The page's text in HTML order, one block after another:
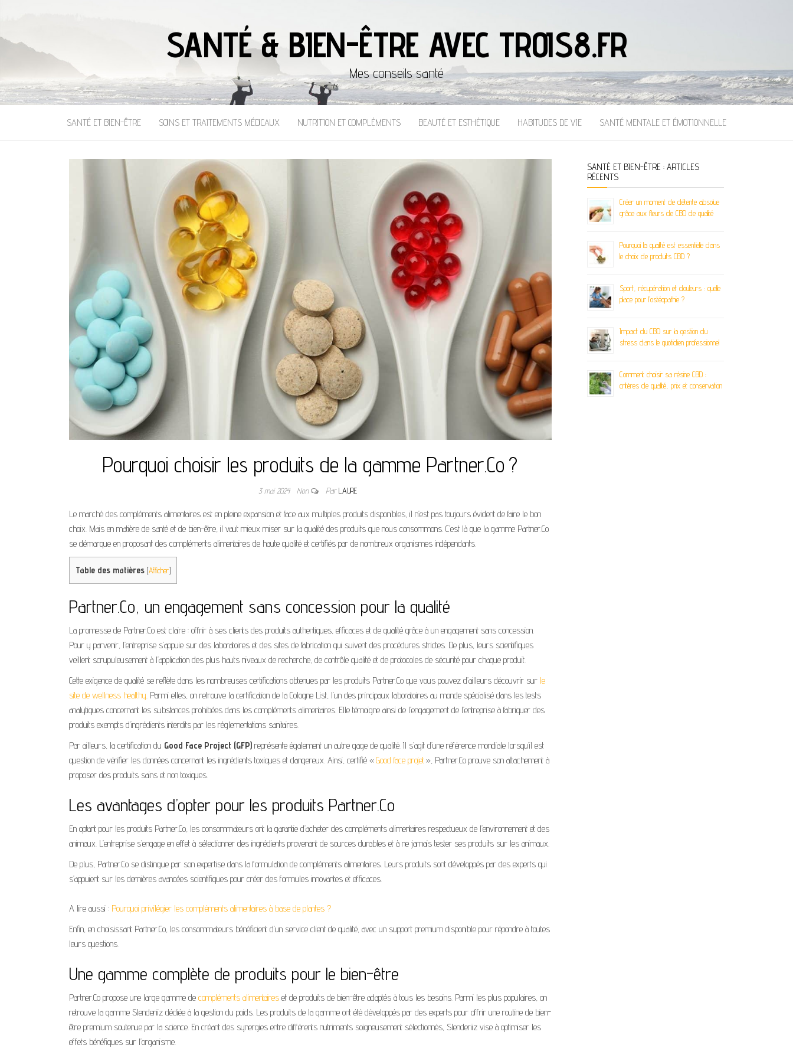
SANTÉ & BIEN-ÊTRE AVEC TROIS8.FR
Mes conseils santé
SANTÉ ET BIEN-ÊTRE SOINS ET TRAITEMENTS MÉDICAUX NUTRITION ET COMPLÉMENTS BEAUTÉ ET ESTHÉTIQUE HABITUDES DE VIE SANTÉ MENTALE ET ÉMOTIONNELLE
Pourquoi choisir les produits de la gamme Partner.Co ?
3 mai 2024 Non ParLAURE
Le marché des compléments alimentaires est en pleine expansion et face aux multiples produits disponibles, il n’est pas toujours évident de faire le bon
choix. Mais en matière de santé et de bien-être, il vaut mieux miser sur la qualité des produits que nous consommons. C’est là que la gamme Partner.Co
se démarque en proposant des compléments alimentaires de haute qualité et certifiés par de nombreux organismes indépendants.
Table des matières [Afficher]
Partner.Co, un engagement sans concession pour la qualité
La promesse de Partner.Co est claire : offrir à ses clients des produits authentiques, efficaces et de qualité grâce à un engagement sans concession.
Pour y parvenir, l’entreprise s’appuie sur des laboratoires et des sites de fabrication qui suivent des procédures strictes. De plus, leurs scientifiques
veillent scrupuleusement à l’application des plus hauts niveaux de recherche, de contrôle qualité et de protocoles de sécurité pour chaque produit.
Cette exigence de qualité se reflète dans les nombreuses certifications obtenues par les produits Partner.Co que vous pouvez d’ailleurs découvrir sur le
site de wellness healthy. Parmi elles, on retrouve la certification de la Cologne List, l’un des principaux laboratoires au monde spécialisé dans les tests
analytiques concernant les substances prohibées dans les compléments alimentaires. Elle témoigne ainsi de l’engagement de l’entreprise à fabriquer des
produits exempts d’ingrédients interdits par les réglementations sanitaires.
Par ailleurs, la certification du Good Face Project (GFP) représente également un autre gage de qualité. Il s’agit d’une référence mondiale lorsqu’il est
question de vérifier les données concernant les ingrédients toxiques et dangereux. Ainsi, certifié «Good face projet», Partner.Co prouve son attachement à
proposer des produits sains et non toxiques.
Les avantages d’opter pour les produits Partner.Co
En optant pour les produits Partner.Co, les consommateurs ont la garantie d’acheter des compléments alimentaires respectueux de l’environnement et des
animaux. L’entreprise s’engage en effet à sélectionner des ingrédients provenant de sources durables et à ne jamais tester ses produits sur les animaux.
De plus, Partner.Co se distingue par son expertise dans la formulation de compléments alimentaires. Leurs produits sont développés par des experts qui
s’appuient sur les dernières avancées scientifiques pour créer des formules innovantes et efficaces.
A lire aussi : Pourquoi privilégier les compléments alimentaires à base de plantes ?
Enfin, en choisissant Partner.Co, les consommateurs bénéficient d’un service client de qualité, avec un support premium disponible pour répondre à toutes
leurs questions.
Une gamme complète de produits pour le bien-être
Partner.Co propose une large gamme de compléments alimentaires et de produits de bien-être adaptés à tous les besoins. Parmi les plus populaires, on
retrouve la gamme Slenderiiz dédiée à la gestion du poids. Les produits de la gamme ont été développés par des experts pour offrir une routine de bien-
être premium soutenue par la science. En créant des synergies entre différents nutriments soigneusement sélectionnés, Slenderiiz vise à optimiser les
effets bénéfiques sur l’organisme.
SANTÉ ET BIEN-ÊTRE : ARTICLES
RÉCENTS
Créer un moment de détente absolue
grâce aux fleurs de CBD de qualité
Pourquoi la qualité est essentielle dans
le choix de produits CBD ?
Sport, récupération et douleurs : quelle
place pour l’ostéopathie ?
Impact du CBD sur la gestion du
stress dans le quotidien professionnel
Comment choisir sa résine CBD :
critères de qualité, prix et conservation